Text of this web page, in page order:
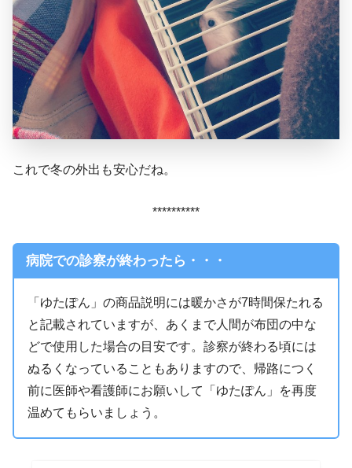
これで冬の外出も安心だね。
**********
病院での診察が終わったら・・・
「ゆたぽん」の商品説明には暖かさが7時間保たれる
と記載されていますが、あくまで人間が布団の中な
どで使用した場合の目安です。診察が終わる頃には
ぬるくなっていることもありますので、帰路につく
前に医師や看護師にお願いして「ゆたぽん」を再度
温めてもらいましょう。